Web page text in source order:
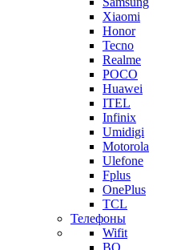
Xiaomi
Honor
Tecno
Realme
POCO
Huawei
ITEL
Infinix
Umidigi
Motorola
Ulefone
Fplus
OnePlus
TCL
Телефоны
Wifit
BQ